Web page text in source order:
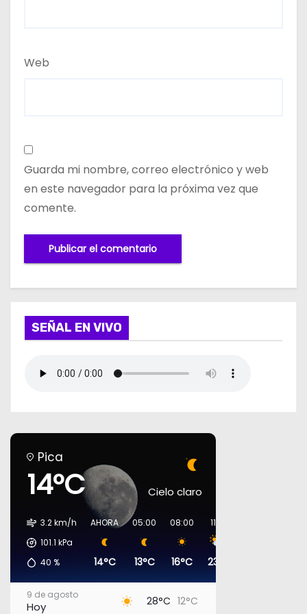
Web
Guarda mi nombre, correo electrónico y web
en este navegador para la próxima vez que
comente.
SEÑAL EN VIVO
Pica
14°C Cielo claro
3.2 km/h
101.1 kPa
40 %
AHORA
14°C
05:00
13°C
08:00
16°C
11:00
23°C
9 de agosto
Hoy 28°C 12°C